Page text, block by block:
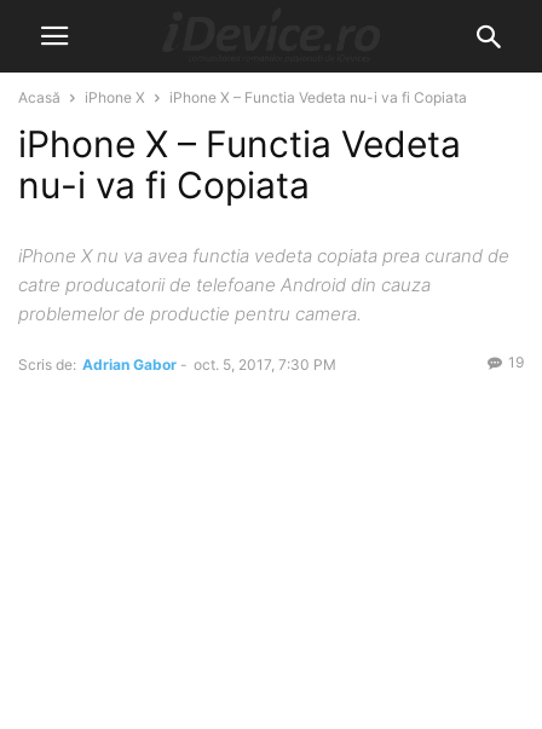
Acasă iPhone X iPhone X – Functia Vedeta nu-i va fi Copiata
iPhone X – Functia Vedeta
nu-i va fi Copiata
iPhone X nu va avea functia vedeta copiata prea curand de
catre producatorii de telefoane Android din cauza
problemelor de productie pentru camera.
Scris de: Adrian Gabor - oct. 5, 2017, 7:30 PM 19